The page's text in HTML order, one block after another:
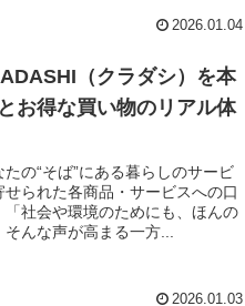
2026.01.04
（クラダシ）を本
お得な買い物のリアル体
の“そば”にある暮らしのサービ
られた各商品・サービスへの口
社会や環境のためにも、ほんの
んな声が高まる一方...
2026.01.03